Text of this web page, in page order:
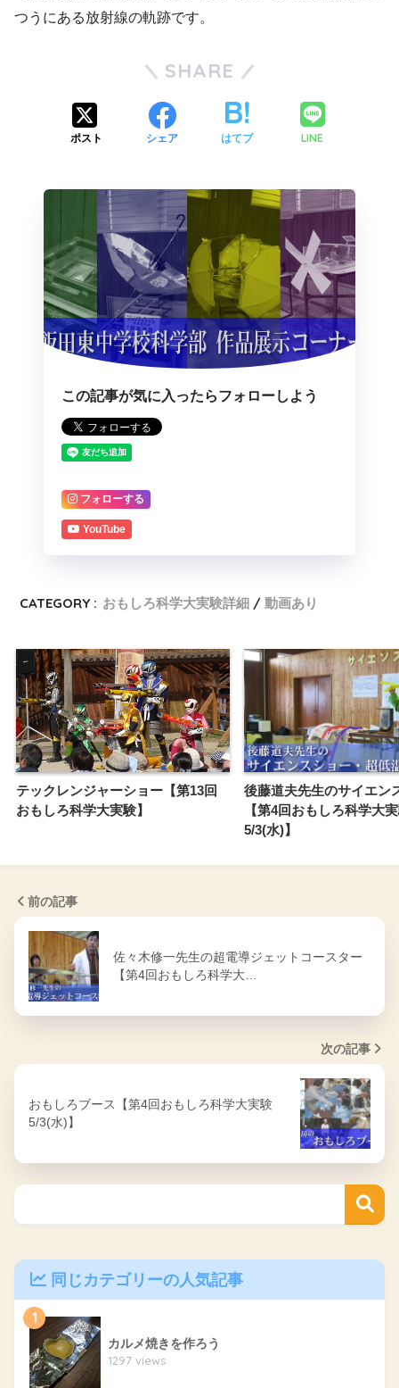
つうにある放射線の軌跡です。
SHARE
ポスト シェア はてブ LINE
この記事が気に入ったらフォローしよう
フォローする
YouTube
CATEGORY : おもしろ科学大実験詳細 動画あり
テックレンジャーショー【第13回
おもしろ科学大実験】
後藤道夫先生のサイエン
【第4回おもしろ科学大
5/3(水)】
前の記事
佐々木修一先生の超電導ジェットコースター
【第4回おもしろ科学大…
次の記事
おもしろブース【第4回おもしろ科学大実験
5/3(水)】
同じカテゴリーの人気記事
1
カルメ焼きを作ろう
1297 views